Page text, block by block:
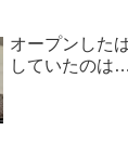
オープンした
していたのは